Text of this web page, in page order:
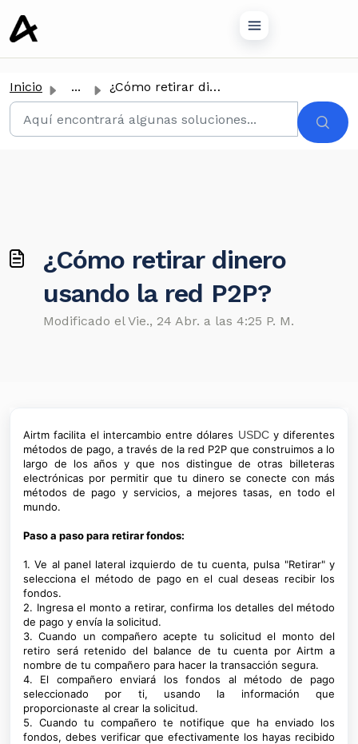
principal
Inicio ... ¿Cómo retirar dinero usando la red P2P?
¿Cómo retirar dinero
usando la red P2P?
Modificado el Vie., 24 Abr. a las 4:25 P. M.
Airtm facilita el intercambio entre dólares USDCy diferentes
métodos de pago, a través de la red P2P que construimos a lo
largo de los años y que nos distingue de otras billeteras
electrónicas por permitir que tu dinero se conecte con más
métodos de pago y servicios, a mejores tasas, en todo el
mundo.
Paso a paso para retirar fondos:
1. Ve al panel lateral izquierdo de tu cuenta, pulsa "Retirar" y
selecciona el método de pago en el cual deseas recibir los
fondos.
2. Ingresa el monto a retirar, confirma los detalles del método
de pago y envía la solicitud.
3.Cuando un compañero acepte tu solicitud el monto del
retiro será retenido del balance de tu cuenta por Airtm a
nombre de tu compañero para hacer la transacción segura.
4. El compañero enviará los fondos al método de pago
seleccionado por ti, usando la información que
proporcionaste al crear la solicitud.
5. Cuando tu compañero te notifique que ha enviado los
fondos, debes verificar que efectivamente los hayas recibido